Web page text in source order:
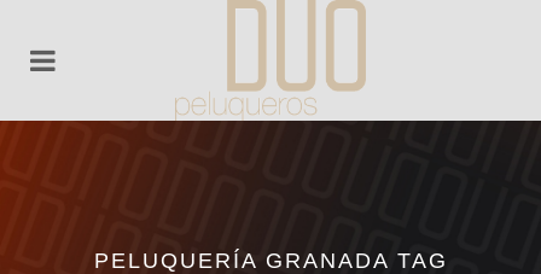
PELUQUERÍA GRANADA TAG